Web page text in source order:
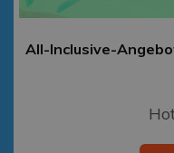
All-Inclusive-